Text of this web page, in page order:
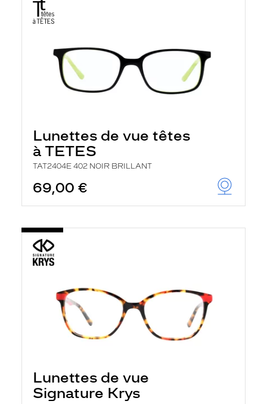
Lunettes de vue têtes
à TETES
TAT2404E 402 NOIR BRILLANT
69,00 €
Lunettes de vue
Signature Krys